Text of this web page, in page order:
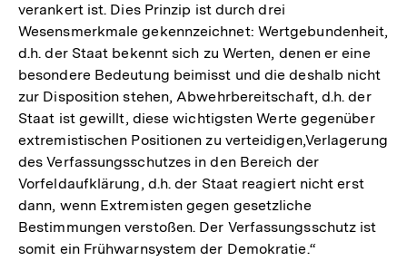
verankert ist. Dies Prinzip ist durch drei
Wesensmerkmale gekennzeichnet: Wertgebundenheit,
d.h. der Staat bekennt sich zu Werten, denen er eine
besondere Bedeutung beimisst und die deshalb nicht
zur Disposition stehen, Abwehrbereitschaft, d.h. der
Staat ist gewillt, diese wichtigsten Werte gegenüber
extremistischen Positionen zu verteidigen,Verlagerung
des Verfassungsschutzes in den Bereich der
Vorfeldaufklärung, d.h. der Staat reagiert nicht erst
dann, wenn Extremisten gegen gesetzliche
Bestimmungen verstoßen. Der Verfassungsschutz ist
somit ein Frühwarnsystem der Demokratie.“